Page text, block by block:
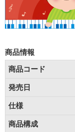
商品情報
商品コード
発売日
仕様
商品構成